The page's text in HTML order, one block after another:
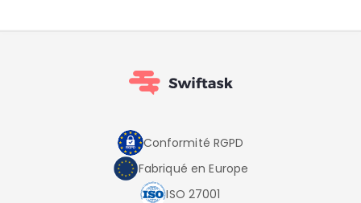
Conformité RGPD
Fabriqué en Europe
ISO 27001